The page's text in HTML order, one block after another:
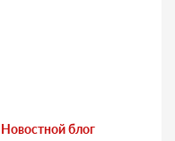
Новостной блог